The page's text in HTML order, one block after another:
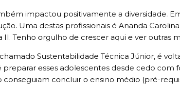
impactou positivamente a diversidade.
Uma destas profissionais é Ananda
II. Tenho orgulho de crescer aqui e ver outras
Sustentabilidade Técnica Júnior, é
preparar esses adolescentes desde cedo com
conseguiam concluir o ensino médio (pré-